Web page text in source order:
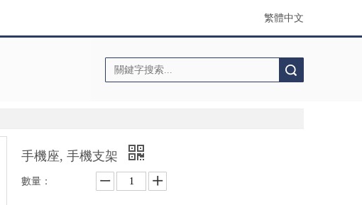
繁體中文
手機座, 手機支架
數量：